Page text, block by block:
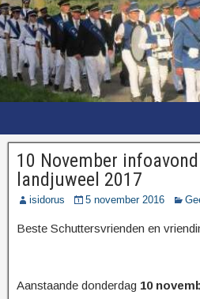
10 November
landjuweel 2017
isidorus 5 november 2016
Beste Schuttersvrienden en
Aanstaande donderdag 10